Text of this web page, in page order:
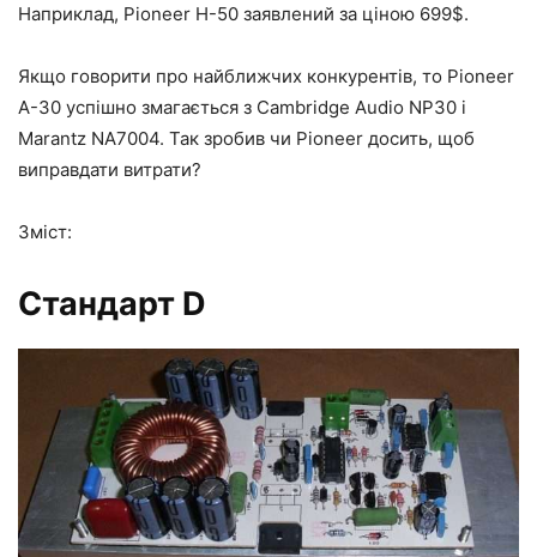
Наприклад, Pioneer Н-50 заявлений за ціною 699$.
Якщо говорити про найближчих конкурентів, то Pioneer
A-30 успішно змагається з Cambridge Audio NP30 і
Marantz NA7004. Так зробив чи Pioneer досить, щоб
виправдати витрати?
Зміст:
Стандарт D